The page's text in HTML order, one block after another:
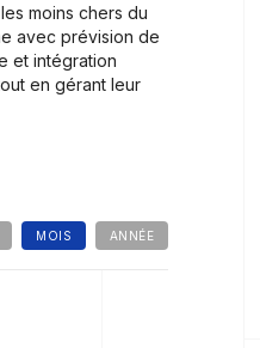
moins chers du
avec prévision de
et intégration
en gérant leur
MOIS ANNÉE